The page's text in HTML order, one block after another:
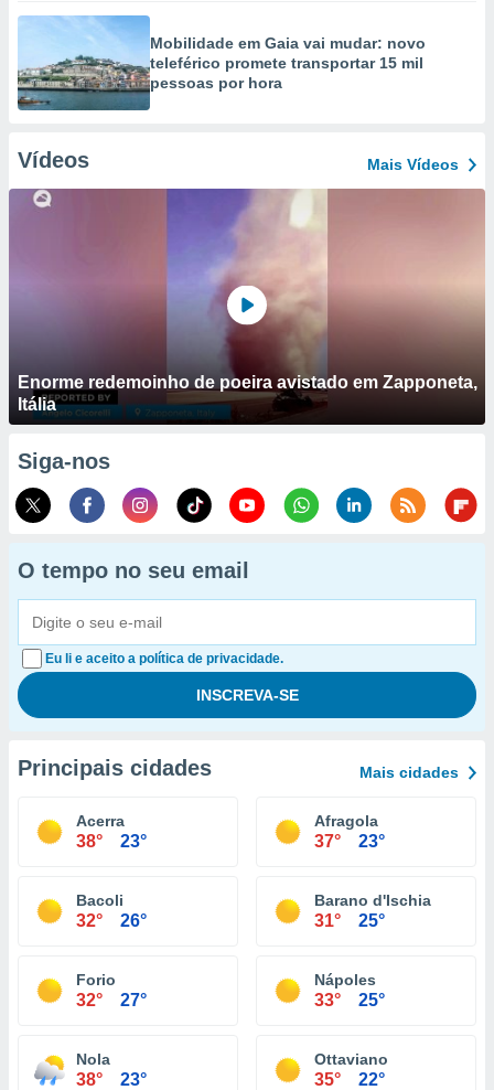
Mobilidade em Gaia vai mudar: novo
teleférico promete transportar 15 mil
pessoas por hora
Vídeos Mais Vídeos
Enorme redemoinho de poeira avistado em Zapponeta,
Itália
Siga-nos
O tempo no seu email
Eu li e aceito a política de privacidade.
Principais cidades Mais cidades
Acerra
38° 23°
Afragola
37° 23°
Bacoli
32° 26°
Barano d'Ischia
31° 25°
Forio
32° 27°
Nápoles
33° 25°
Nola
38° 23°
Ottaviano
35° 22°